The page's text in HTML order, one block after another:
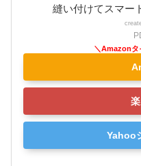
縫い付けてスマー
Yahoo